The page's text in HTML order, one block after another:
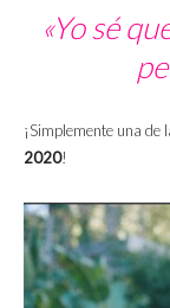
«Yo sé
¡Simplemente una de
2020!